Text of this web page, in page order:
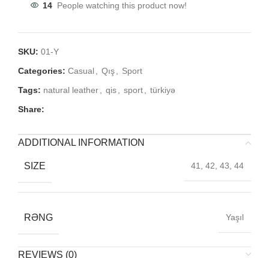
14 People watching this product now!
SKU: 01-Y
Categories: Casual Qış
Sport
Tags: natural leather qis sport
türkiyə
Share:
ADDITIONAL INFORMATION
SIZE 41, 42, 43, 44
RƏNG Yaşıl
REVIEWS (0)